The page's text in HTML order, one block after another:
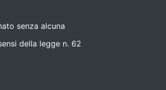
senza alcuna
della legge n. 62